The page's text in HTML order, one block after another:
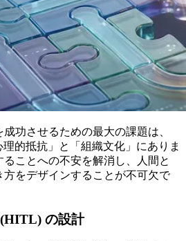
功させるための最大の課題は、
的抵抗」と「組織文化」にありま
ことへの不安を解消し、人間と
をデザインすることが不可欠で
の設計